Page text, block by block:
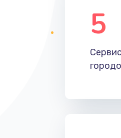
5